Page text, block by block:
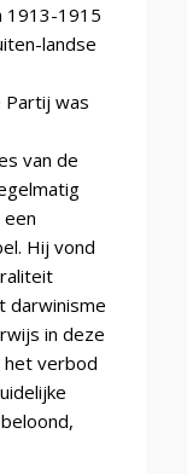
1913-1915
landse
Partij was
van de
Hij vond
darwinisme
in deze
het verbod